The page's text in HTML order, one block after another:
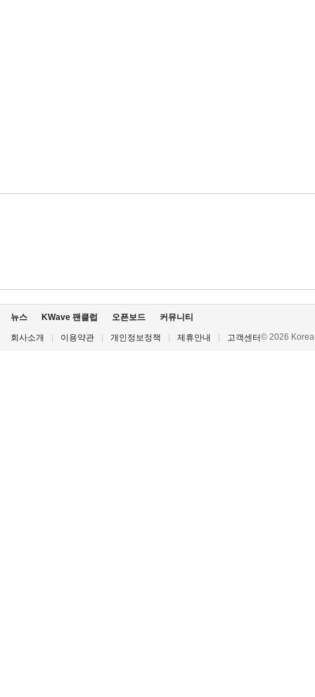
뉴스 KWave 팬클럽 오픈보드 커뮤니티
회사소개 이용약관 개인정보정책 제휴안내 고객센터© 2026